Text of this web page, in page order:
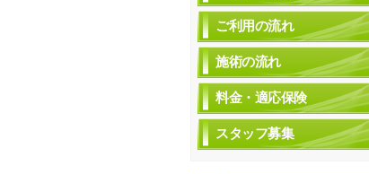
ご利用の流れ
施術の流れ
料金・適応保険
スタッフ募集